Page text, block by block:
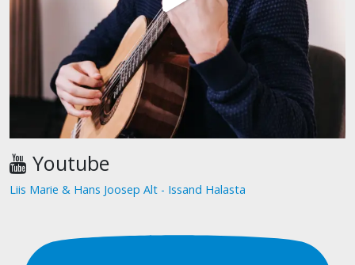
Youtube
Liis Marie & Hans Joosep Alt - Issand Halasta